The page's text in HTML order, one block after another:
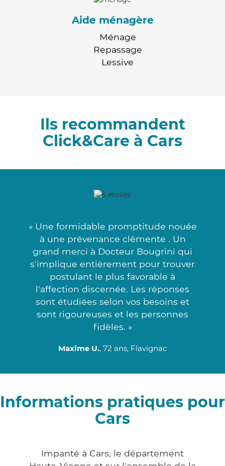
Aide ménagère
Ménage
Repassage
Lessive
Ils recommandent
Click&Care à Cars
« Une formidable promptitude nouée
à une prévenance clémente . Un
grand merci à Docteur Bougrini qui
s'implique entièrement pour trouver
postulant le plus favorable à
l'affection discernée. Les réponses
sont étudiées selon vos besoins et
sont rigoureuses et les personnes
fidèles. »
Maxime U., 72 ans, Flavignac
Informations pratiques pour
Cars
Impanté à Cars, le département